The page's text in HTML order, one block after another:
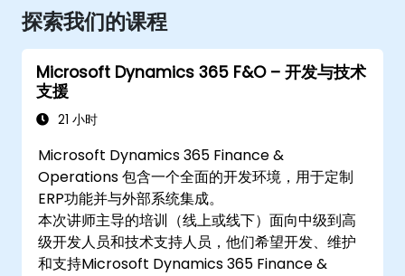
探索我们的课程
Microsoft Dynamics 365 F&O – 开发与技术
支援
21 小时
Microsoft Dynamics 365 Finance &
Operations 包含一个全面的开发环境，用于定制
ERP功能并与外部系统集成。
本次讲师主导的培训（线上或线下）面向中级到高
级开发人员和技术支持人员，他们希望开发、维护
和支持Microsoft Dynamics 365 Finance &